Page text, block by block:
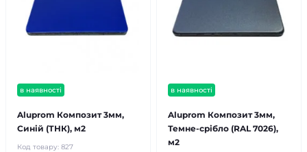
в наявності
Aluprom Композит 3мм,
Синій (ТНК), м2
Код товару: 827
в наявності
Aluprom Композит 3мм,
Темне-срібло (RAL 7026),
м2